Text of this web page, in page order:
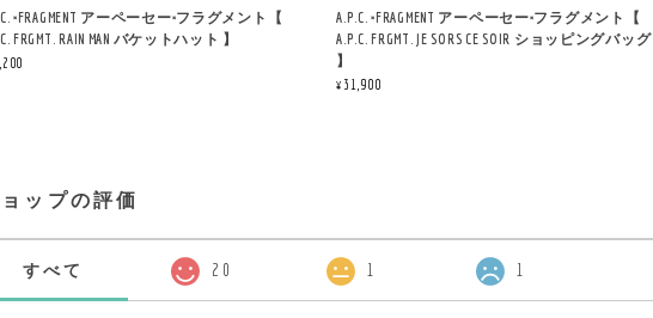
×FRAGMENT アーペーセー×フラグメント【
FRGMT. RAIN MAN バケットハット 】
A.P.C. ×FRAGMENT アーペーセー×フラグメント【
A.P.C. FRGMT. JE SORS CE SOIR ショッピングバッグ
】
¥31,900
ップの評価
すべて 20 1 1